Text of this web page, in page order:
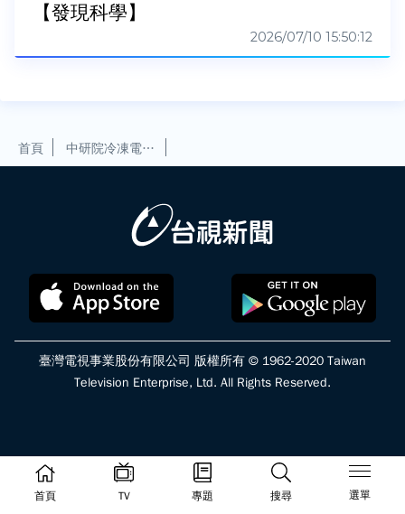
首頁 TV 專題 搜尋 選單
【發現科學】
2026/07/10 15:50:12
首頁 中研院冷凍電子顯微鏡設施 微觀世界的超級相機！【發現科學】
臺灣電視事業股份有限公司 版權所有 © 1962-2020 Taiwan
Television Enterprise, Ltd. All Rights Reserved.